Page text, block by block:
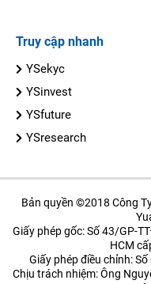
Truy cập nhanh
YSekyc
YSinvest
YSfuture
YSresearch
Bản quyền ©2018 Công
Giấy phép gốc: Số 43/GP-
HCM
Giấy phép điều chỉnh:
Chịu trách nhiệm: Ông